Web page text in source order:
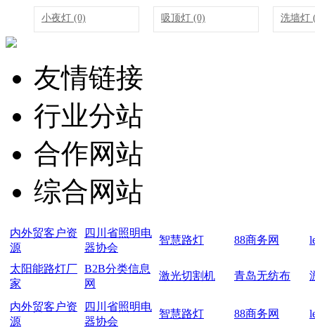
小夜灯 (0) 吸顶灯 (0) 洗墙灯
友情链接
行业分站
合作网站
综合网站
内外贸客户资
源
四川省照明电
器协会
智慧路灯 88商务网
太阳能路灯厂
家
B2B分类信息
网
激光切割机 青岛无纺布
内外贸客户资
源
四川省照明电
器协会
智慧路灯 88商务网